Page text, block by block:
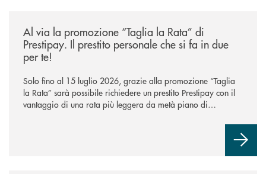
Al via la promozione “Taglia la Rata” di
Prestipay. Il prestito personale che si fa in due
per te!
Solo fino al 15 luglio 2026, grazie alla promozione “Taglia
la Rata” sarà possibile richiedere un prestito Prestipay con il
vantaggio di una rata più leggera da metà piano di